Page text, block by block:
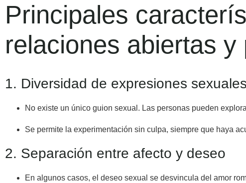
Principales
relaciones abiertas y
1. Diversidad de expresiones sexuales
No existe un único guion sexual. Las personas pueden
Se permite la experimentación sin culpa, siempre que haya
2. Separación entre afecto y deseo
En algunos casos, el deseo sexual se desvincula del amor